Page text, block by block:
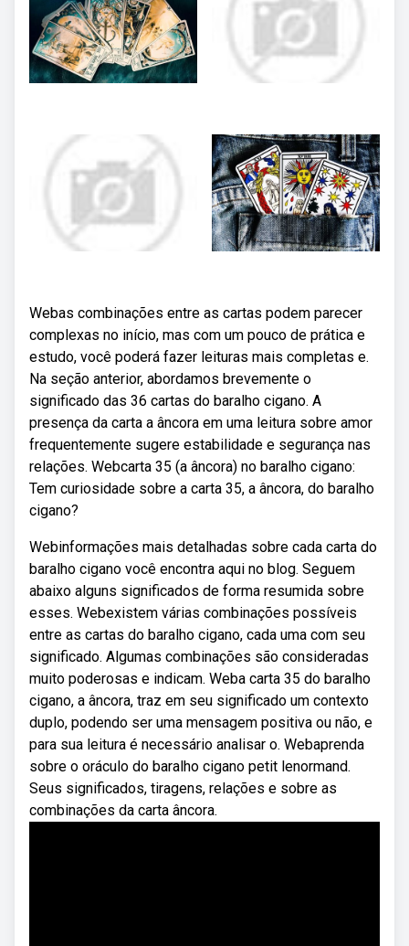
Webas combinações entre as cartas podem parecer
complexas no início, mas com um pouco de prática e
estudo, você poderá fazer leituras mais completas e.
Na seção anterior, abordamos brevemente o
significado das 36 cartas do baralho cigano. A
presença da carta a âncora em uma leitura sobre amor
frequentemente sugere estabilidade e segurança nas
relações. Webcarta 35 (a âncora) no baralho cigano:
Tem curiosidade sobre a carta 35, a âncora, do baralho
cigano?
Webinformações mais detalhadas sobre cada carta do
baralho cigano você encontra aqui no blog. Seguem
abaixo alguns significados de forma resumida sobre
esses. Webexistem várias combinações possíveis
entre as cartas do baralho cigano, cada uma com seu
significado. Algumas combinações são consideradas
muito poderosas e indicam. Weba carta 35 do baralho
cigano, a âncora, traz em seu significado um contexto
duplo, podendo ser uma mensagem positiva ou não, e
para sua leitura é necessário analisar o. Webaprenda
sobre o oráculo do baralho cigano petit lenormand.
Seus significados, tiragens, relações e sobre as
combinações da carta âncora.